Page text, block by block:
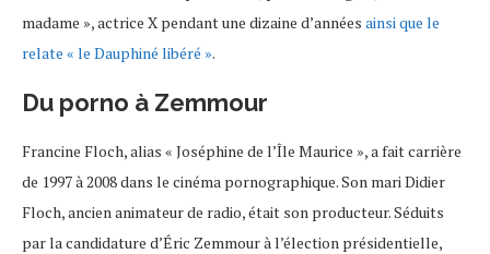
madame », actrice X pendant une dizaine d’années ainsi que le
relate « le Dauphiné libéré ».
Du porno à Zemmour
Francine Floch, alias « Joséphine de l’Île Maurice », a fait carrière
de 1997 à 2008 dans le cinéma pornographique. Son mari Didier
Floch, ancien animateur de radio, était son producteur. Séduits
par la candidature d’Éric Zemmour à l’élection présidentielle,